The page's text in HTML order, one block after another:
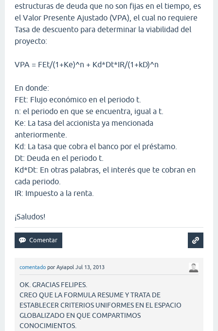
estructuras de deuda que no son fijas en el tiempo, es
el Valor Presente Ajustado (VPA), el cual no requiere
Tasa de descuento para determinar la viabilidad del
proyecto:
VPA = FEt/(1+Ke)^n + Kd*Dt*IR/(1+kD)^n
En donde:
FEt: Flujo económico en el periodo t.
n: el periodo en que se encuentra, igual a t.
Ke: La tasa del accionista ya mencionada
anteriormente.
Kd: La tasa que cobra el banco por el préstamo.
Dt: Deuda en el periodo t.
Kd*Dt: En otras palabras, el interés que te cobran en
cada periodo.
IR: Impuesto a la renta.
¡Saludos!
comentado por Ayiapol Jul 13, 2013
OK. GRACIAS FELIPES.
CREO QUE LA FORMULA RESUME Y TRATA DE
ESTABLECER CRITERIOS UNIFORMES EN EL ESPACIO
GLOBALIZADO EN QUE COMPARTIMOS
CONOCIMIENTOS.